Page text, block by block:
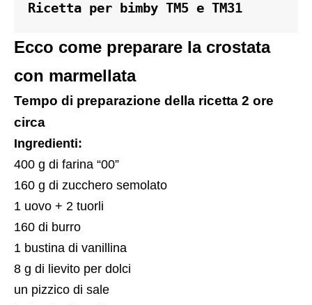
Ricetta per bimby TM5 e TM31
Ecco come preparare la crostata
con marmellata
Tempo di preparazione della ricetta 2 ore
circa
Ingredienti:
400 g di farina “00”
160 g di zucchero semolato
1 uovo + 2 tuorli
160 di burro
1 bustina di vanillina
8 g di lievito per dolci
un pizzico di sale